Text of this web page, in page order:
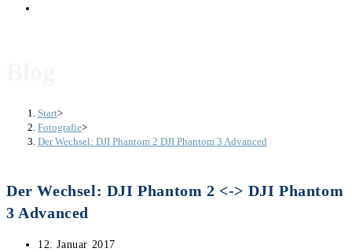
Start>
Fotografie>
Der Wechsel: DJI Phantom 2 DJI Phantom 3 Advanced
Der Wechsel: DJI Phantom 2 <-> DJI Phantom
3 Advanced
Beitrag
12. Januar 2017